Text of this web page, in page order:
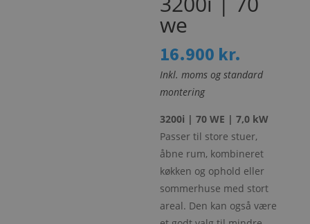
we
16.900 kr.
Inkl. moms og standard
montering
3200i | 70 WE | 7,0 kW
Passer til store stuer,
åbne rum, kombineret
køkken og ophold eller
sommerhuse med stort
areal. Den kan også være